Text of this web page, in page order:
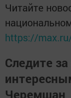
Читайте
https://
Следите
Черемшан